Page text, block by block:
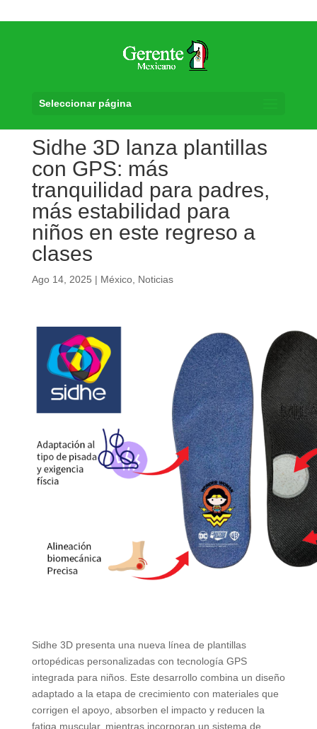
Seleccionar página
Sidhe 3D lanza plantillas
con GPS: más
tranquilidad para padres,
más estabilidad para
niños en este regreso a
clases
Ago 14, 2025 | México, Noticias
Sidhe 3D presenta una nueva línea de plantillas
ortopédicas personalizadas con tecnología GPS
integrada para niños. Este desarrollo combina un diseño
adaptado a la etapa de crecimiento con materiales que
corrigen el apoyo, absorben el impacto y reducen la
fatiga muscular, mientras incorporan un sistema de